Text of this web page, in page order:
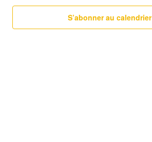
S’abonner au calendrier